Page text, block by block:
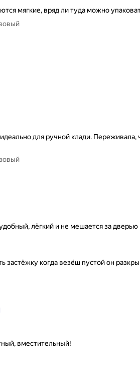
мягкие, вряд ли туда можно
для ручной клади. Переживала,
лёгкий и не мешается за дверью
застёжку когда везёш пустой он
вместительный!